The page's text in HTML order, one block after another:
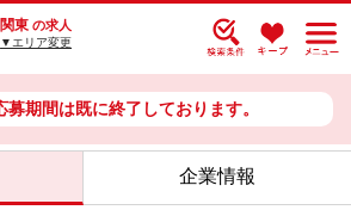
関東 の求人
▼エリア変更
募期間は既に終了しております。
企業情報